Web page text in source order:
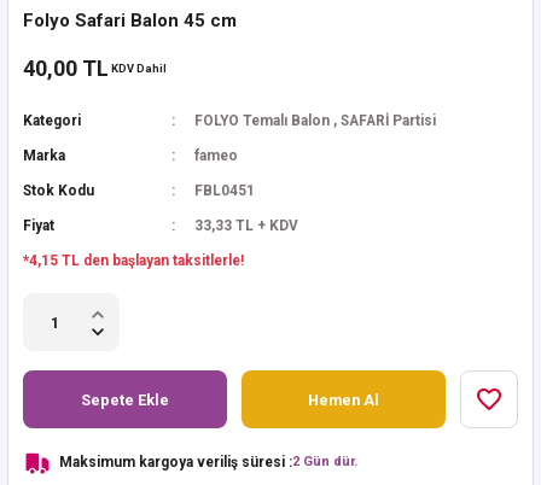
Folyo Safari Balon 45 cm
40,00 TL KDV Dahil
Kategori FOLYO Temalı Balon , SAFARİ Partisi
Marka fameo
Stok Kodu FBL0451
Fiyat 33,33 TL + KDV
*4,15 TL den başlayan taksitlerle!
Sepete Ekle Hemen Al
Maksimum kargoya veriliş süresi :2 Gün dür.